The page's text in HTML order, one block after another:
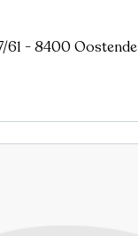
61 - 8400 Oostende